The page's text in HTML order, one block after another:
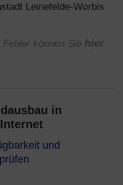
Leinefelde-Worbis
können Sie hier
in
und